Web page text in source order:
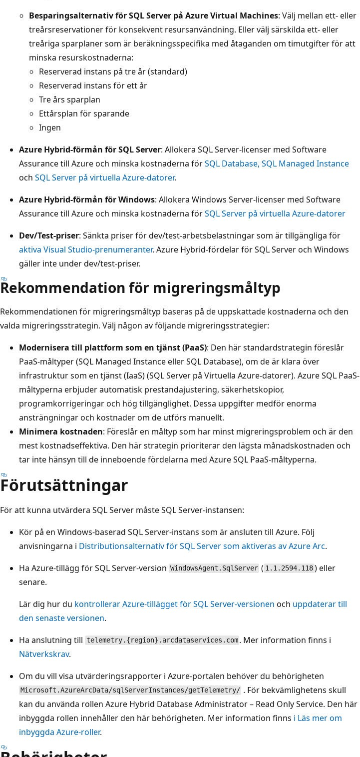
Besparingsalternativ för SQL Server på Azure Virtual Machines: Välj mellan ett- eller
treårsreservationer för konsekvent resursanvändning. Eller välj särskilda ett- eller
treåriga sparplaner som är beräkningsspecifika med åtaganden om timutgifter för att
minska resurskostnaderna:
Reserverad instans på tre år (standard)
Reserverad instans för ett år
Tre års sparplan
Ettårsplan för sparande
Ingen
Azure Hybrid-förmån för SQL Server: Allokera SQL Server-licenser med Software
Assurance till Azure och minska kostnaderna förSQL Database, SQL Managed Instance
och SQL Server på virtuella Azure-datorer.
Azure Hybrid-förmån för Windows: Allokera Windows Server-licenser med Software
Assurance till Azure och minska kostnaderna förSQL Server på virtuella Azure-datorer
Dev/Test-priser: Sänkta priser för dev/test-arbetsbelastningar som är tillgängliga för
aktiva Visual Studio-prenumeranter. Azure Hybrid-fördelar för SQL Server och Windows
gäller inte under dev/test-priser.
Rekommendation för migreringsmåltyp
Rekommendationen för migreringsmåltyp baseras på de uppskattade kostnaderna och den
valda migreringsstrategin. Välj någon av följande migreringsstrategier:
Modernisera till plattform som en tjänst (PaaS): Den här standardstrategin föreslår
PaaS-måltyper (SQL Managed Instance eller SQL Database), om de är klara över
infrastruktur som en tjänst (IaaS) (SQL Server på Virtuella Azure-datorer). Azure SQL PaaS-
måltyperna erbjuder automatisk prestandajustering, säkerhetskopior,
programkorrigeringar och hög tillgänglighet. Dessa uppgifter medför enorma
ansträngningar och kostnader om de utförs manuellt.
Minimera kostnaden: Föreslår en måltyp som har minst migreringsproblem och är den
mest kostnadseffektiva. Den här strategin prioriterar den lägsta månadskostnaden och
tar inte hänsyn till de inneboende fördelarna med Azure SQL PaaS-måltyperna.
Förutsättningar
För att kunna utvärdera SQL Server måste SQL Server-instansen:
Kör på en Windows-baserad SQL Server-instans som är ansluten till Azure. Följ
anvisningarna i Distributionsalternativ för SQL Server som aktiveras av Azure Arc.
Ha Azure-tillägg för SQL Server-version WindowsAgent.SqlServer ( 1.1.2594.118) eller
senare.
Lär dig hur du kontrollerar Azure-tillägget för SQL Server-versionen och uppdaterar till
den senaste versionen.
Ha anslutning till telemetry.{region}.arcdataservices.com . Mer information finns i
Nätverkskrav.
Om du vill visa utvärderingsrapporter i Azure-portalen behöver du behörigheten
Microsoft.AzureArcData/sqlServerInstances/getTelemetry/ . För bekvämlighetens skull
kan du använda rollen Azure Hybrid Database Administrator – Read Only Service. Den här
inbyggda rollen innehåller den här behörigheten. Mer information finns i Läs mer om
inbyggda Azure-roller.